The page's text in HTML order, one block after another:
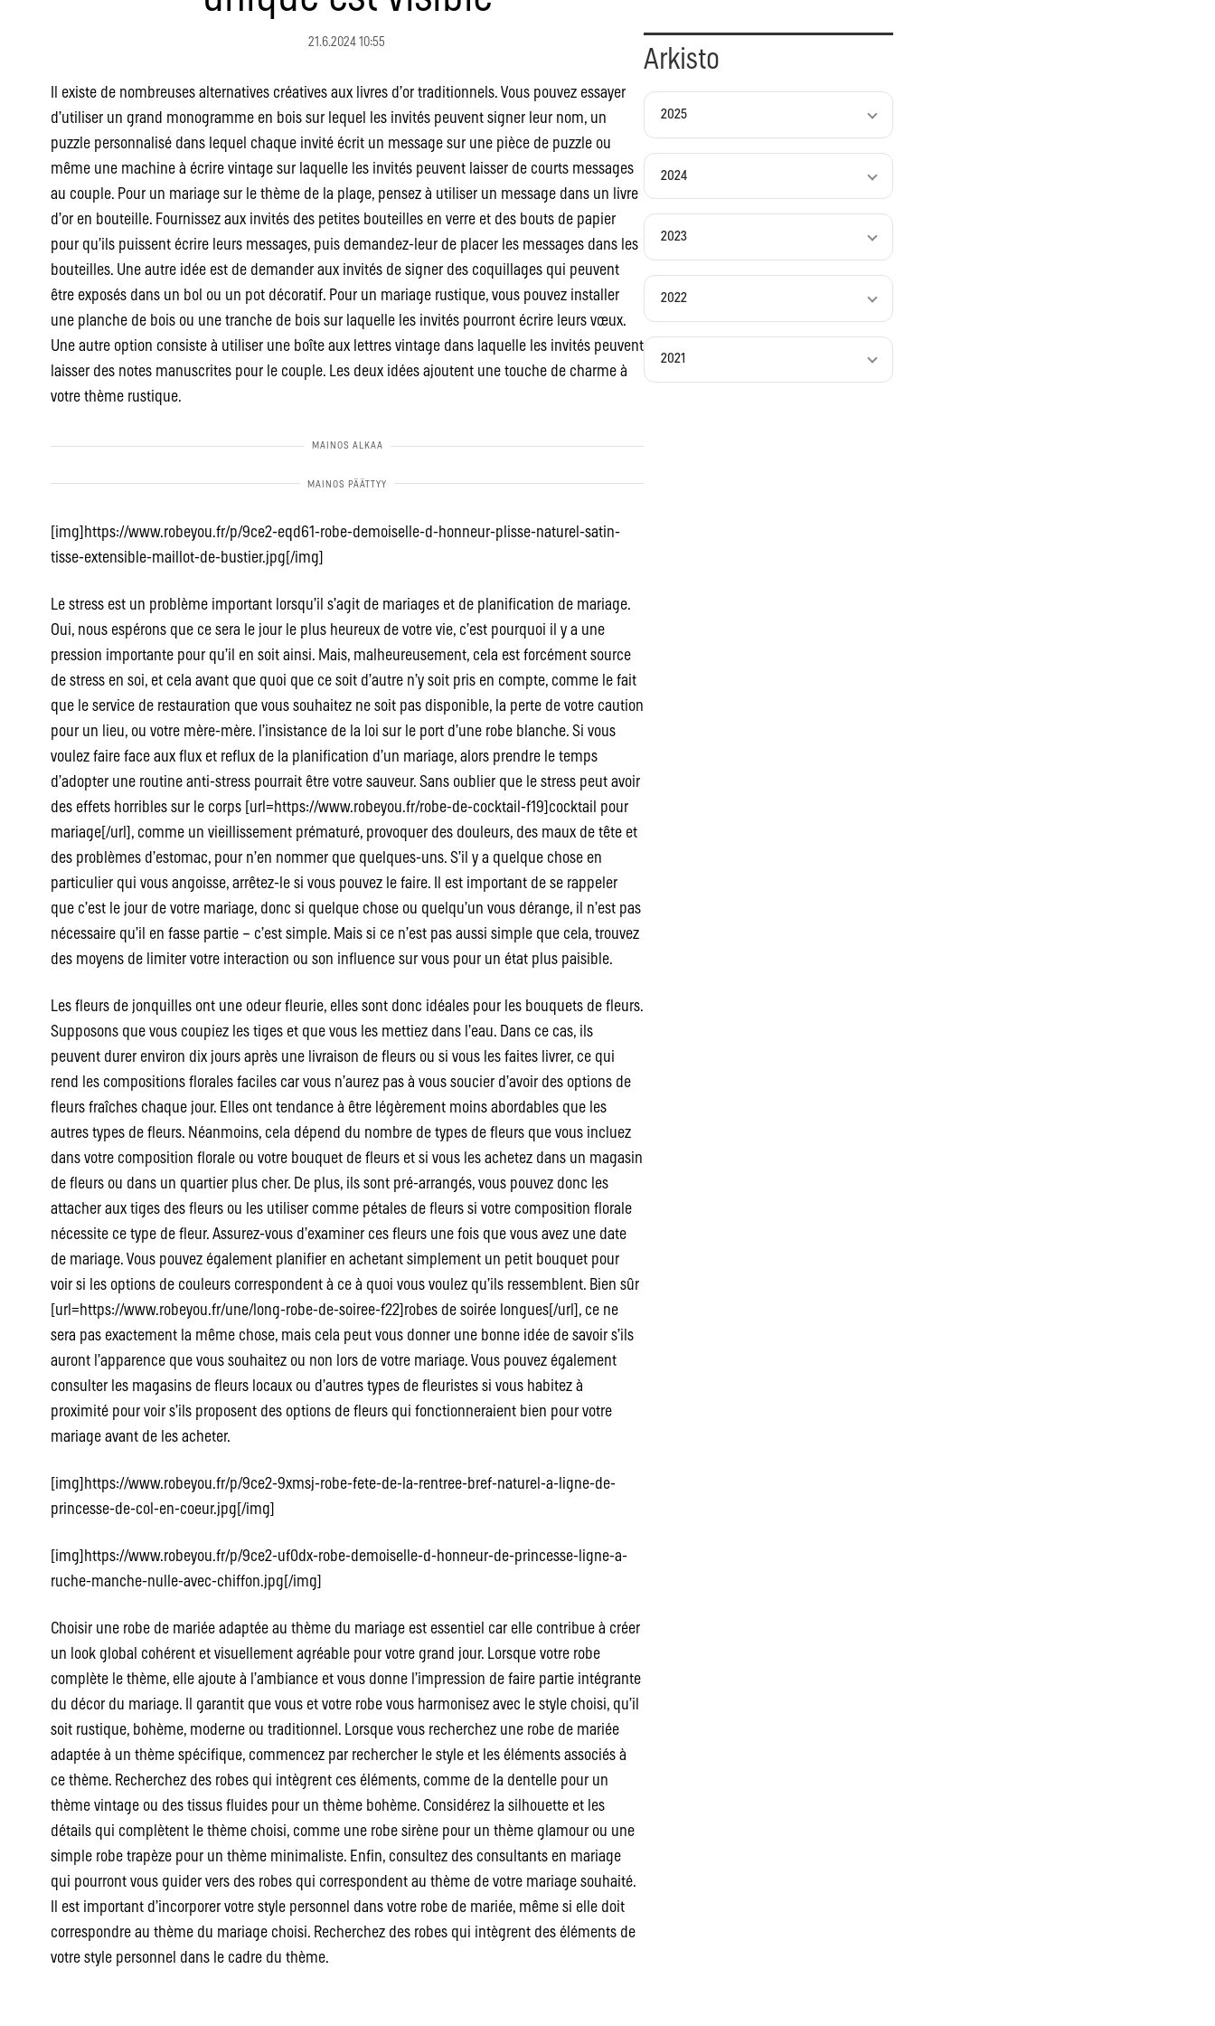
21.6.2024 10:55
Il existe de nombreuses alternatives créatives aux livres d’or traditionnels. Vous pouvez essayer
d’utiliser un grand monogramme en bois sur lequel les invités peuvent signer leur nom, un
puzzle personnalisé dans lequel chaque invité écrit un message sur une pièce de puzzle ou
même une machine à écrire vintage sur laquelle les invités peuvent laisser de courts messages
au couple. Pour un mariage sur le thème de la plage, pensez à utiliser un message dans un livre
d’or en bouteille. Fournissez aux invités des petites bouteilles en verre et des bouts de papier
pour qu’ils puissent écrire leurs messages, puis demandez-leur de placer les messages dans les
bouteilles. Une autre idée est de demander aux invités de signer des coquillages qui peuvent
être exposés dans un bol ou un pot décoratif. Pour un mariage rustique, vous pouvez installer
une planche de bois ou une tranche de bois sur laquelle les invités pourront écrire leurs vœux.
Une autre option consiste à utiliser une boîte aux lettres vintage dans laquelle les invités peuvent
laisser des notes manuscrites pour le couple. Les deux idées ajoutent une touche de charme à
votre thème rustique.
[img]https://www.robeyou.fr/p/9ce2-eqd61-robe-demoiselle-d-honneur-plisse-naturel-satin-
tisse-extensible-maillot-de-bustier.jpg[/img]
Le stress est un problème important lorsqu’il s’agit de mariages et de planification de mariage.
Oui, nous espérons que ce sera le jour le plus heureux de votre vie, c’est pourquoi il y a une
pression importante pour qu’il en soit ainsi. Mais, malheureusement, cela est forcément source
de stress en soi, et cela avant que quoi que ce soit d’autre n’y soit pris en compte, comme le fait
que le service de restauration que vous souhaitez ne soit pas disponible, la perte de votre caution
pour un lieu, ou votre mère-mère. l’insistance de la loi sur le port d’une robe blanche. Si vous
voulez faire face aux flux et reflux de la planification d’un mariage, alors prendre le temps
d’adopter une routine anti-stress pourrait être votre sauveur. Sans oublier que le stress peut avoir
des effets horribles sur le corps [url=https://www.robeyou.fr/robe-de-cocktail-f19]cocktail pour
mariage[/url], comme un vieillissement prématuré, provoquer des douleurs, des maux de tête et
des problèmes d’estomac, pour n’en nommer que quelques-uns. S’il y a quelque chose en
particulier qui vous angoisse, arrêtez-le si vous pouvez le faire. Il est important de se rappeler
que c’est le jour de votre mariage, donc si quelque chose ou quelqu’un vous dérange, il n’est pas
nécessaire qu’il en fasse partie – c’est simple. Mais si ce n’est pas aussi simple que cela, trouvez
des moyens de limiter votre interaction ou son influence sur vous pour un état plus paisible.
Les fleurs de jonquilles ont une odeur fleurie, elles sont donc idéales pour les bouquets de fleurs.
Supposons que vous coupiez les tiges et que vous les mettiez dans l’eau. Dans ce cas, ils
peuvent durer environ dix jours après une livraison de fleurs ou si vous les faites livrer, ce qui
rend les compositions florales faciles car vous n’aurez pas à vous soucier d’avoir des options de
fleurs fraîches chaque jour. Elles ont tendance à être légèrement moins abordables que les
autres types de fleurs. Néanmoins, cela dépend du nombre de types de fleurs que vous incluez
dans votre composition florale ou votre bouquet de fleurs et si vous les achetez dans un magasin
de fleurs ou dans un quartier plus cher. De plus, ils sont pré-arrangés, vous pouvez donc les
attacher aux tiges des fleurs ou les utiliser comme pétales de fleurs si votre composition florale
nécessite ce type de fleur. Assurez-vous d’examiner ces fleurs une fois que vous avez une date
de mariage. Vous pouvez également planifier en achetant simplement un petit bouquet pour
voir si les options de couleurs correspondent à ce à quoi vous voulez qu’ils ressemblent. Bien sûr
[url=https://www.robeyou.fr/une/long-robe-de-soiree-f22]robes de soirée longues[/url], ce ne
sera pas exactement la même chose, mais cela peut vous donner une bonne idée de savoir s’ils
auront l’apparence que vous souhaitez ou non lors de votre mariage. Vous pouvez également
consulter les magasins de fleurs locaux ou d’autres types de fleuristes si vous habitez à
proximité pour voir s’ils proposent des options de fleurs qui fonctionneraient bien pour votre
mariage avant de les acheter.
[img]https://www.robeyou.fr/p/9ce2-9xmsj-robe-fete-de-la-rentree-bref-naturel-a-ligne-de-
princesse-de-col-en-coeur.jpg[/img]
[img]https://www.robeyou.fr/p/9ce2-uf0dx-robe-demoiselle-d-honneur-de-princesse-ligne-a-
ruche-manche-nulle-avec-chiffon.jpg[/img]
Choisir une robe de mariée adaptée au thème du mariage est essentiel car elle contribue à créer
un look global cohérent et visuellement agréable pour votre grand jour. Lorsque votre robe
complète le thème, elle ajoute à l’ambiance et vous donne l’impression de faire partie intégrante
du décor du mariage. Il garantit que vous et votre robe vous harmonisez avec le style choisi, qu’il
soit rustique, bohème, moderne ou traditionnel. Lorsque vous recherchez une robe de mariée
adaptée à un thème spécifique, commencez par rechercher le style et les éléments associés à
ce thème. Recherchez des robes qui intègrent ces éléments, comme de la dentelle pour un
thème vintage ou des tissus fluides pour un thème bohème. Considérez la silhouette et les
détails qui complètent le thème choisi, comme une robe sirène pour un thème glamour ou une
simple robe trapèze pour un thème minimaliste. Enfin, consultez des consultants en mariage
qui pourront vous guider vers des robes qui correspondent au thème de votre mariage souhaité.
Il est important d’incorporer votre style personnel dans votre robe de mariée, même si elle doit
correspondre au thème du mariage choisi. Recherchez des robes qui intègrent des éléments de
votre style personnel dans le cadre du thème.
Arkisto
2025
2024
2023
2022
2021